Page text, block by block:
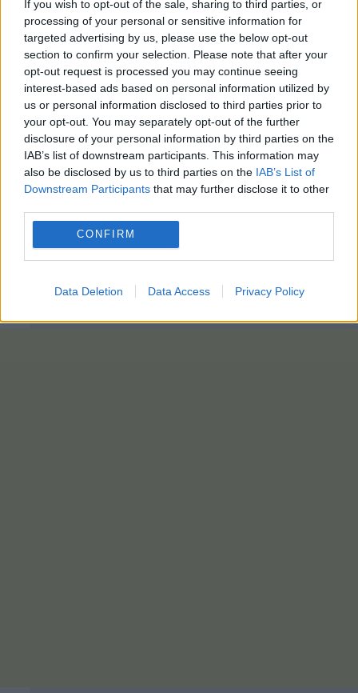
If you wish to opt-out of the sale, sharing to third parties, or
processing of your personal or sensitive information for
targeted advertising by us, please use the below opt-out
section to confirm your selection. Please note that after your
opt-out request is processed you may continue seeing
interest-based ads based on personal information utilized by
us or personal information disclosed to third parties prior to
your opt-out. You may separately opt-out of the further
disclosure of your personal information by third parties on the
IAB’s list of downstream participants. This information may
also be disclosed by us to third parties on the IAB’s List of
Downstream Participants that may further disclose it to other
CONFIRM
Data Deletion Data Access Privacy Policy